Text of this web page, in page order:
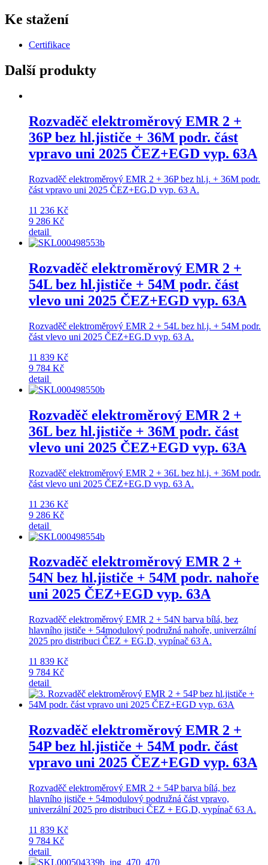
Ke stažení
Certifikace
Další produkty
Rozvaděč elektroměrový EMR 2 +
36P bez hl.jističe + 36M podr. část
vpravo uni 2025 ČEZ+EGD vyp. 63A
Rozvaděč elektroměrový EMR 2 + 36P bez hl.j. + 36M podr.
část vpravo uni 2025 ČEZ+EG.D vyp. 63 A.
11 236 Kč
9 286 Kč
detail
Rozvaděč elektroměrový EMR 2 +
54L bez hl.jističe + 54M podr. část
vlevo uni 2025 ČEZ+EGD vyp. 63A
Rozvaděč elektroměrový EMR 2 + 54L bez hl.j. + 54M podr.
část vlevo uni 2025 ČEZ+EG.D vyp. 63 A.
11 839 Kč
9 784 Kč
detail
Rozvaděč elektroměrový EMR 2 +
36L bez hl.jističe + 36M podr. část
vlevo uni 2025 ČEZ+EGD vyp. 63A
Rozvaděč elektroměrový EMR 2 + 36L bez hl.j. + 36M podr.
část vlevo uni 2025 ČEZ+EG.D vyp. 63 A.
11 236 Kč
9 286 Kč
detail
Rozvaděč elektroměrový EMR 2 +
54N bez hl.jističe + 54M podr. nahoře
uni 2025 ČEZ+EGD vyp. 63A
Rozvaděč elektroměrový EMR 2 + 54N barva bílá, bez
hlavního jističe + 54modulový podružná nahoře, univerzální
2025 pro distribuci ČEZ + EG.D, vypínač 63 A.
11 839 Kč
9 784 Kč
detail
Rozvaděč elektroměrový EMR 2 +
54P bez hl.jističe + 54M podr. část
vpravo uni 2025 ČEZ+EGD vyp. 63A
Rozvaděč elektroměrový EMR 2 + 54P barva bílá, bez
hlavního jističe + 54modulový podružná část vpravo,
univerzální 2025 pro distribuci ČEZ + EG.D, vypínač 63 A.
11 839 Kč
9 784 Kč
detail